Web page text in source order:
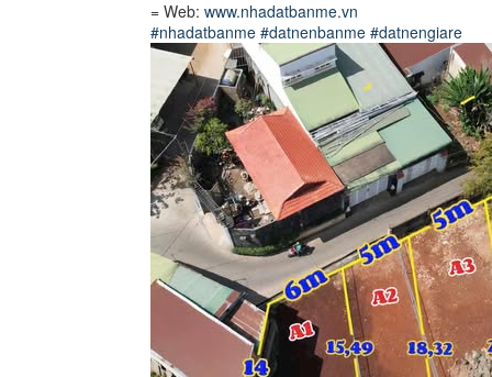
= Web: www.nhadatbanme.vn
#nhadatbanme #datnenbanme #datnengiare